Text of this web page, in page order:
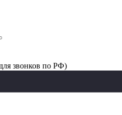
звонков по РФ)